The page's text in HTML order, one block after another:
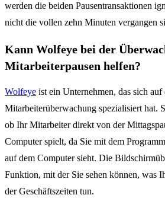
werden die beiden Pausentransaktionen
nicht die vollen zehn Minuten vergangen
Kann Wolfeye bei der
Mitarbeiterpausen helfen?
Wolfeye ist ein Unternehmen, das sich auf
Mitarbeiterüberwachung spezialisiert hat.
ob Ihr Mitarbeiter direkt von der
Computer spielt, da Sie mit dem
auf dem Computer sieht. Die
Funktion, mit der Sie sehen können, was
der Geschäftszeiten tun.